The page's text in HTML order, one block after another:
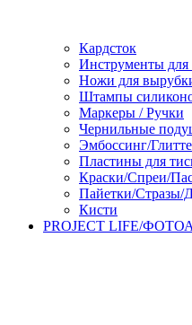
Кардсток
Инструменты для
Ножи для
Штампы
Маркеры / Ручки
Чернильные
Эмбоссинг/
Пластины для
Краски/Спреи/
Пайетки/Стразы/
Кисти
PROJECT LIFE/